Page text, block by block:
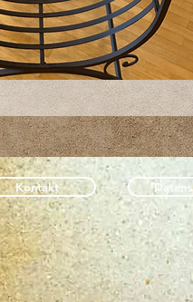
Kontakt